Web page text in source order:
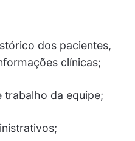
dos pacientes,
clínicas;
da equipe;